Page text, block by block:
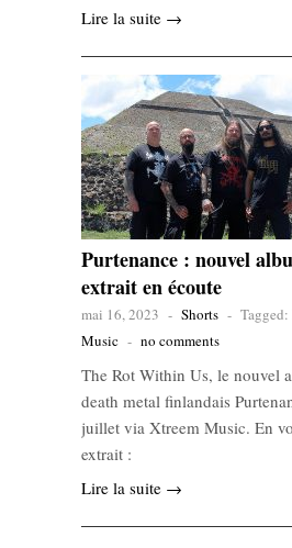
Lire la suite →
Purtenance : nouvel
extrait en écoute
mai 16, 2023 - Shorts - Tagged:
Music - no comments
The Rot Within Us, le nouvel
death metal finlandais
juillet via Xtreem Music. En
extrait :
Lire la suite →